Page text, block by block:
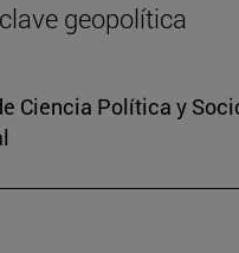
geopolítica
Ciencia Política y